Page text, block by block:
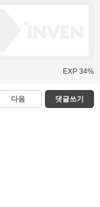
EXP 34%
다음 댓글쓰기